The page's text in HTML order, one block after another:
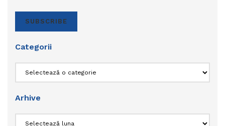
SUBSCRIBE
Categorii
Arhive